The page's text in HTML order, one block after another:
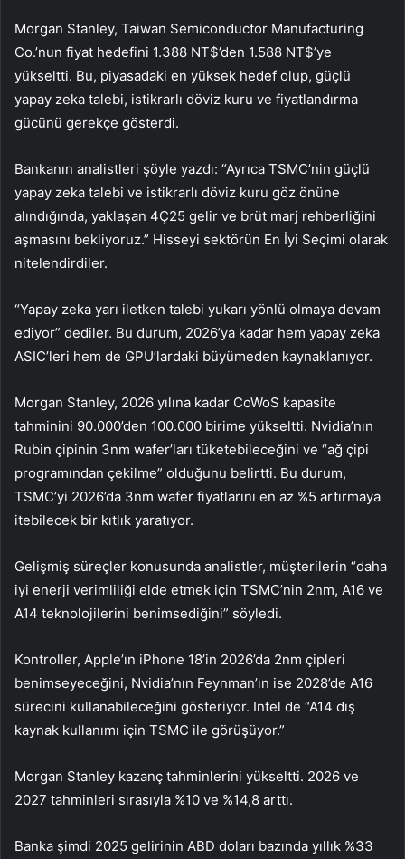
Morgan Stanley, Taiwan Semiconductor Manufacturing
Co.’nun fiyat hedefini 1.388 NT$’den 1.588 NT$’ye
yükseltti. Bu, piyasadaki en yüksek hedef olup, güçlü
yapay zeka talebi, istikrarlı döviz kuru ve fiyatlandırma
gücünü gerekçe gösterdi.
Bankanın analistleri şöyle yazdı: “Ayrıca TSMC’nin güçlü
yapay zeka talebi ve istikrarlı döviz kuru göz önüne
alındığında, yaklaşan 4Ç25 gelir ve brüt marj rehberliğini
aşmasını bekliyoruz.” Hisseyi sektörün En İyi Seçimi olarak
nitelendirdiler.
“Yapay zeka yarı iletken talebi yukarı yönlü olmaya devam
ediyor” dediler. Bu durum, 2026’ya kadar hem yapay zeka
ASIC’leri hem de GPU’lardaki büyümeden kaynaklanıyor.
Morgan Stanley, 2026 yılına kadar CoWoS kapasite
tahminini 90.000’den 100.000 birime yükseltti. Nvidia’nın
Rubin çipinin 3nm wafer’ları tüketebileceğini ve “ağ çipi
programından çekilme” olduğunu belirtti. Bu durum,
TSMC’yi 2026’da 3nm wafer fiyatlarını en az %5 artırmaya
itebilecek bir kıtlık yaratıyor.
Gelişmiş süreçler konusunda analistler, müşterilerin “daha
iyi enerji verimliliği elde etmek için TSMC’nin 2nm, A16 ve
A14 teknolojilerini benimsediğini” söyledi.
Kontroller, Apple’ın iPhone 18’in 2026’da 2nm çipleri
benimseyeceğini, Nvidia’nın Feynman’ın ise 2028’de A16
sürecini kullanabileceğini gösteriyor. Intel de “A14 dış
kaynak kullanımı için TSMC ile görüşüyor.”
Morgan Stanley kazanç tahminlerini yükseltti. 2026 ve
2027 tahminleri sırasıyla %10 ve %14,8 arttı.
Banka şimdi 2025 gelirinin ABD doları bazında yıllık %33